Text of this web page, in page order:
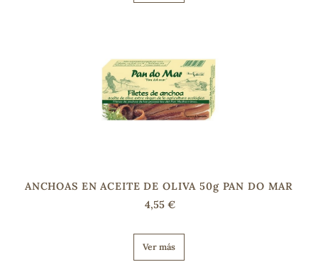
ANCHOAS EN ACEITE DE OLIVA 50g PAN DO MAR
4,55 €
Ver más